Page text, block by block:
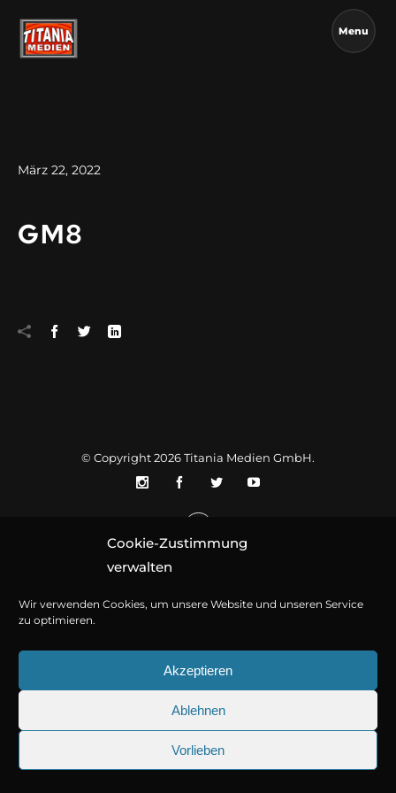
Cookie-Zustimmung
verwalten
Wir verwenden Cookies, um unsere Website und unseren Service
zu optimieren.
Akzeptieren
Ablehnen
Vorlieben
Menu
März 22, 2022
GM8
© Copyright 2026Titania Medien GmbH.